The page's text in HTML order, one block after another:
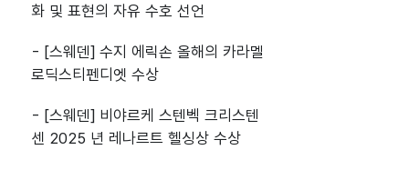
화 및 표현의 자유 수호 선언
- [스웨덴] 수지 에릭손 올해의 카라멜
로딕스티펜디엣 수상
- [스웨덴] 비야르케 스텐벡 크리스텐
센 2025 년 레나르트 헬싱상 수상